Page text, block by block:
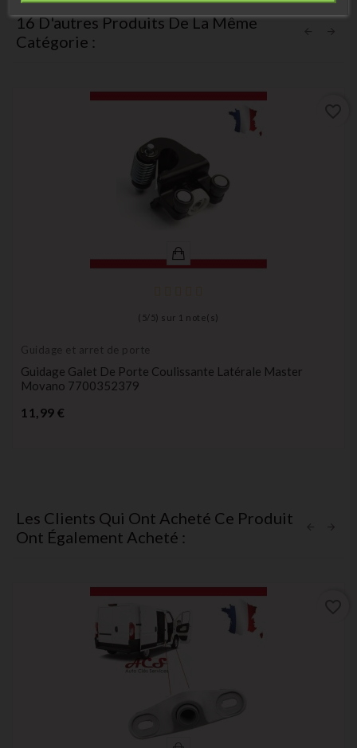
16 D'autres Produits De La Même
Catégorie :
( 5/ 5) sur 1 note(s)
Guidage et arret de porte
Guidage Galet De Porte Coulissante Latérale Master
Movano 7700352379
11,99 €
Les Clients Qui Ont Acheté Ce Produit
Ont Également Acheté :